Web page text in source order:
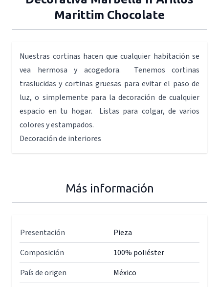
Marittim Chocolate
Nuestras cortinas hacen que cualquier habitación se
vea hermosa y acogedora. Tenemos cortinas
traslucidas y cortinas gruesas para evitar el paso de
luz, o simplemente para la decoración de cualquier
espacio en tu hogar. Listas para colgar, de varios
colores y estampados.
Decoración de interiores
Más información
Presentación
Pieza
Composición
100% poliéster
País de origen
México